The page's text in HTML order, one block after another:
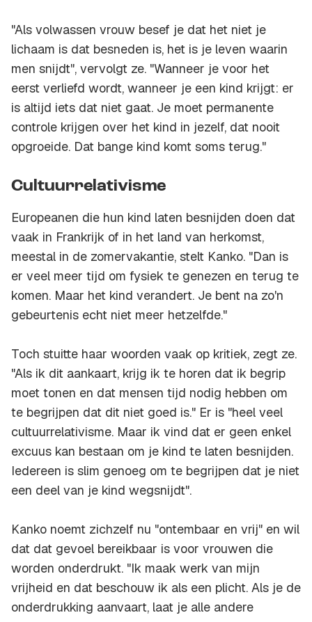
"Als volwassen vrouw besef je dat het niet je
lichaam is dat besneden is, het is je leven waarin
men snijdt", vervolgt ze. "Wanneer je voor het
eerst verliefd wordt, wanneer je een kind krijgt: er
is altijd iets dat niet gaat. Je moet permanente
controle krijgen over het kind in jezelf, dat nooit
opgroeide. Dat bange kind komt soms terug."
Cultuurrelativisme
Europeanen die hun kind laten besnijden doen dat
vaak in Frankrijk of in het land van herkomst,
meestal in de zomervakantie, stelt Kanko. "Dan is
er veel meer tijd om fysiek te genezen en terug te
komen. Maar het kind verandert. Je bent na zo'n
gebeurtenis echt niet meer hetzelfde."
Toch stuitte haar woorden vaak op kritiek, zegt ze.
"Als ik dit aankaart, krijg ik te horen dat ik begrip
moet tonen en dat mensen tijd nodig hebben om
te begrijpen dat dit niet goed is." Er is "heel veel
cultuurrelativisme. Maar ik vind dat er geen enkel
excuus kan bestaan om je kind te laten besnijden.
Iedereen is slim genoeg om te begrijpen dat je niet
een deel van je kind wegsnijdt".
Kanko noemt zichzelf nu "ontembaar en vrij" en wil
dat dat gevoel bereikbaar is voor vrouwen die
worden onderdrukt. "Ik maak werk van mijn
vrijheid en dat beschouw ik als een plicht. Als je de
onderdrukking aanvaart, laat je alle andere